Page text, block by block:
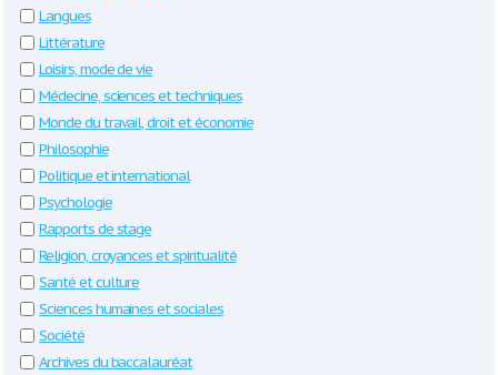
Langues
Littérature
Loisirs, mode de vie
Médecine, sciences et techniques
Monde du travail, droit et économie
Philosophie
Politique et international
Psychologie
Rapports de stage
Religion, croyances et spiritualité
Santé et culture
Sciences humaines et sociales
Société
Archives du baccalauréat